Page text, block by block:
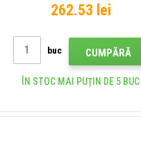
262.53 lei
buc CUMPĂRĂ
ÎN STOC MAI PUȚIN DE 5 BUC